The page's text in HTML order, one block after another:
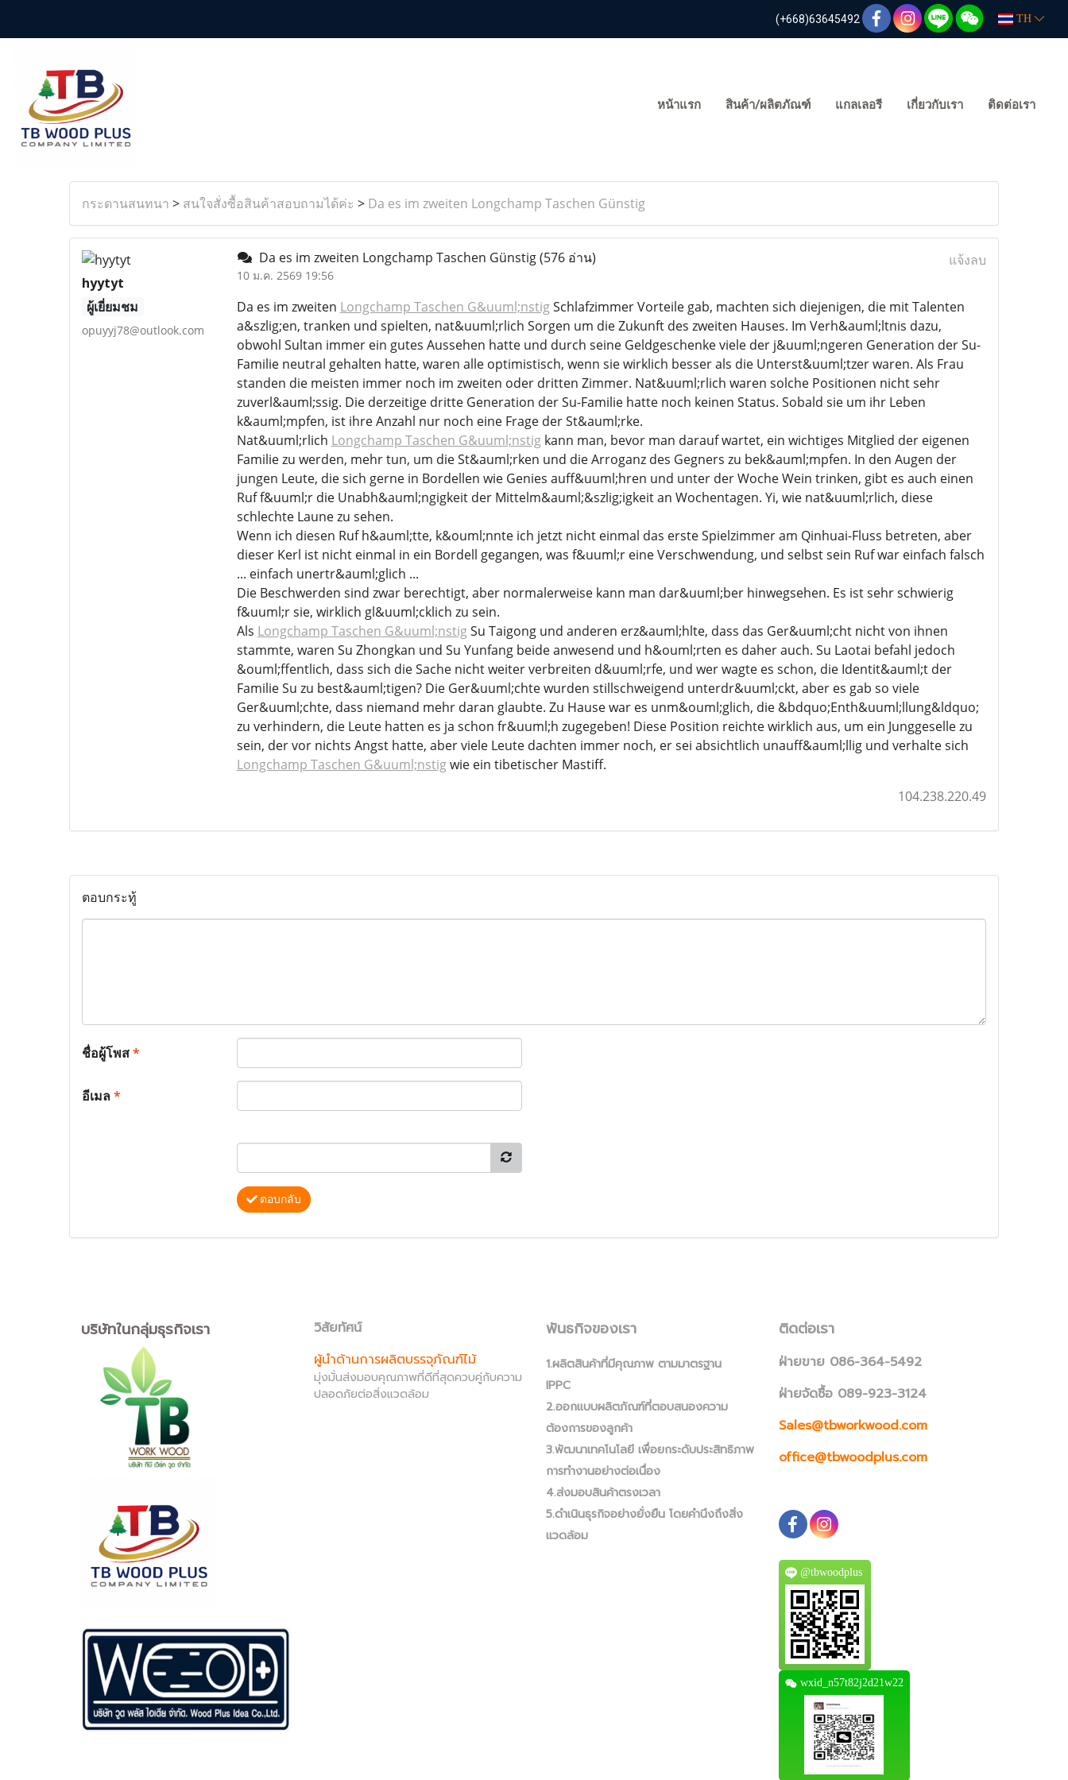
(+668)63645492 TH
หน้าแรก สินค้า/ผลิตภัณฑ์ แกลเลอรี เกี่ยวกับเรา ติดต่อเรา
กระดานสนทนา > สนใจสั่งซื้อสินค้าสอบถามได้ค่ะ > Da es im zweiten Longchamp Taschen Günstig
hyytyt
ผู้เยี่ยมชม
opuyyj78@outlook.com
Da es im zweiten Longchamp Taschen Günstig(576 อ่าน)
10 ม.ค. 2569 19:56
แจ้งลบ
Da es im zweiten Longchamp Taschen G&uuml;nstigSchlafzimmer Vorteile gab, machten sich diejenigen, die mit Talenten
a&szlig;en, tranken und spielten, nat&uuml;rlich Sorgen um die Zukunft des zweiten Hauses. Im Verh&auml;ltnis dazu,
obwohl Sultan immer ein gutes Aussehen hatte und durch seine Geldgeschenke viele der j&uuml;ngeren Generation der Su-
Familie neutral gehalten hatte, waren alle optimistisch, wenn sie wirklich besser als die Unterst&uuml;tzer waren. Als Frau
standen die meisten immer noch im zweiten oder dritten Zimmer. Nat&uuml;rlich waren solche Positionen nicht sehr
zuverl&auml;ssig. Die derzeitige dritte Generation der Su-Familie hatte noch keinen Status. Sobald sie um ihr Leben
k&auml;mpfen, ist ihre Anzahl nur noch eine Frage der St&auml;rke.
Nat&uuml;rlich Longchamp Taschen G&uuml;nstigkann man, bevor man darauf wartet, ein wichtiges Mitglied der eigenen
Familie zu werden, mehr tun, um die St&auml;rken und die Arroganz des Gegners zu bek&auml;mpfen. In den Augen der
jungen Leute, die sich gerne in Bordellen wie Genies auff&uuml;hren und unter der Woche Wein trinken, gibt es auch einen
Ruf f&uuml;r die Unabh&auml;ngigkeit der Mittelm&auml;&szlig;igkeit an Wochentagen. Yi, wie nat&uuml;rlich, diese
schlechte Laune zu sehen.
Wenn ich diesen Ruf h&auml;tte, k&ouml;nnte ich jetzt nicht einmal das erste Spielzimmer am Qinhuai-Fluss betreten, aber
dieser Kerl ist nicht einmal in ein Bordell gegangen, was f&uuml;r eine Verschwendung, und selbst sein Ruf war einfach falsch
... einfach unertr&auml;glich ...
Die Beschwerden sind zwar berechtigt, aber normalerweise kann man dar&uuml;ber hinwegsehen. Es ist sehr schwierig
f&uuml;r sie, wirklich gl&uuml;cklich zu sein.
Als Longchamp Taschen G&uuml;nstigSu Taigong und anderen erz&auml;hlte, dass das Ger&uuml;cht nicht von ihnen
stammte, waren Su Zhongkan und Su Yunfang beide anwesend und h&ouml;rten es daher auch. Su Laotai befahl jedoch
&ouml;ffentlich, dass sich die Sache nicht weiter verbreiten d&uuml;rfe, und wer wagte es schon, die Identit&auml;t der
Familie Su zu best&auml;tigen? Die Ger&uuml;chte wurden stillschweigend unterdr&uuml;ckt, aber es gab so viele
Ger&uuml;chte, dass niemand mehr daran glaubte. Zu Hause war es unm&ouml;glich, die &bdquo;Enth&uuml;llung&ldquo;
zu verhindern, die Leute hatten es ja schon fr&uuml;h zugegeben! Diese Position reichte wirklich aus, um ein Junggeselle zu
sein, der vor nichts Angst hatte, aber viele Leute dachten immer noch, er sei absichtlich unauff&auml;llig und verhalte sich
Longchamp Taschen G&uuml;nstigwie ein tibetischer Mastiff.
104.238.220.49
ตอบกระทู้
ชื่อผู้โพส*
อีเมล*
ตอบกลับ
บริษัทในกลุ่มธุรกิจเรา
วิสัยทัศน์
ผู้นำด้านการผลิตบรรจุภัณฑ์ไม้
มุ่งมั่นส่งมอบคุณภาพที่ดีที่สุดควบคู่กับความ
ปลอดภัยต่อสิ่งแวดล้อม
พันธกิจของเรา
1.ผลิตสินค้าที่มีคุณภาพ ตามมาตรฐาน
IPPC
2.ออกแบบผลิตภัณฑ์ที่ตอบสนองความ
ต้องการของลูกค้า
3.พัฒนาเทคโนโลยี เพื่อยกระดับประสิทธิภาพ
การทำงานอย่างต่อเนื่อง
4.ส่งมอบสินค้าตรงเวลา
5.ดำเนินธุรกิจอย่างยั่งยืน โดยคำนึงถึงสิ่ง
แวดล้อม
ติดต่อเรา
ฝ่ายขาย 086-364-5492
ฝ่ายจัดซื้อ 089-923-3124
Sales@tbworkwood.com
office@tbwoodplus.com
@tbwoodplus
wxid_n57t82j2d21w22